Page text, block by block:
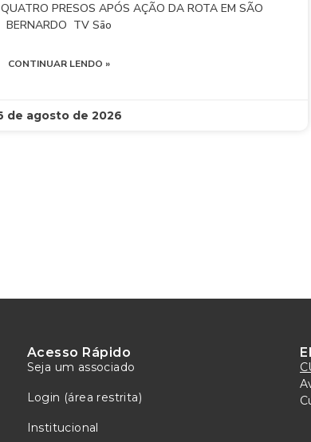
PRESOS APÓS AÇÃO DA ROTA EM SÃO
BERNARDO TV São
CONTINUAR LENDO »
de agosto de 2026
Acesso Rápido
Seja um associado
Login (área restrita)
Institucional